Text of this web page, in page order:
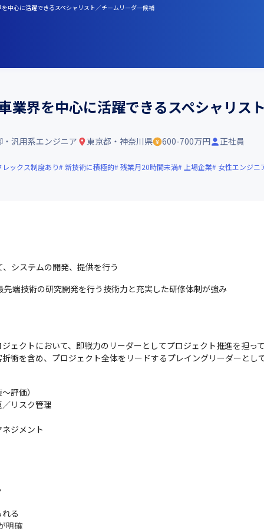
中心に活躍できるスペシャリスト／チームリーダー候補
業界を中心に活躍できるスペシャリス
汎用系エンジニア 東京都・神奈川県 600-700万円 正社員
レックス制度あり 新技術に積極的 残業月20時間未満 上場企業 女性エンジニ
システムの開発、提供を行う
端技術の研究開発を行う技術力と充実した研修体制が強み
ェクトにおいて、即戦力のリーダーとしてプロジェクト推進を担っ
衝を含め、プロジェクト全体をリードするプレイングリーダーとし
評価）
リスク管理
ジメント
る
明確